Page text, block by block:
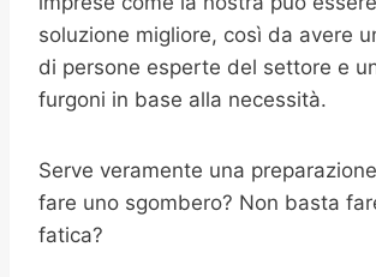
soluzione migliore, così da avere
di persone esperte del settore e
furgoni in base alla necessità.
Serve veramente una
fare uno sgombero? Non basta
fatica?